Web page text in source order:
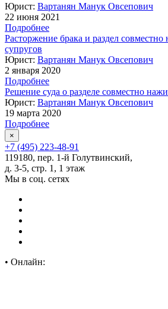
Юрист: Вартанян Манук Овсепович
22 июня 2021
Подробнее
Расторжение брака и раздел
супругов
Юрист: Вартанян Манук Овсепович
2 января 2020
Подробнее
Решение суда о разделе совместно
Юрист: Вартанян Манук Овсепович
19 марта 2020
Подробнее
×
+7 (495) 223-48-91
119180, пер. 1-й Голутвинский,
д. 3-5, стр. 1, 1 этаж
Мы в соц. сетях
• Онлайн: